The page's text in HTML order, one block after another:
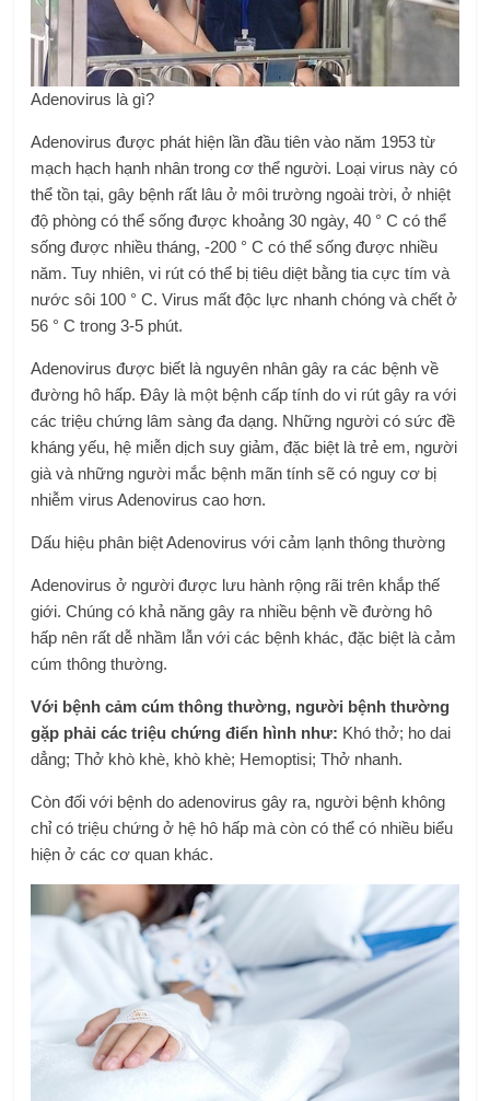
Adenovirus là gì?
Adenovirus được phát hiện lần đầu tiên vào năm 1953 từ
mạch hạch hạnh nhân trong cơ thể người. Loại virus này có
thể tồn tại, gây bệnh rất lâu ở môi trường ngoài trời, ở nhiệt
độ phòng có thể sống được khoảng 30 ngày, 40 ° C có thể
sống được nhiều tháng, -200 ° C có thể sống được nhiều
năm. Tuy nhiên, vi rút có thể bị tiêu diệt bằng tia cực tím và
nước sôi 100 ° C. Virus mất độc lực nhanh chóng và chết ở
56 ° C trong 3-5 phút.
Adenovirus được biết là nguyên nhân gây ra các bệnh về
đường hô hấp. Đây là một bệnh cấp tính do vi rút gây ra với
các triệu chứng lâm sàng đa dạng. Những người có sức đề
kháng yếu, hệ miễn dịch suy giảm, đặc biệt là trẻ em, người
già và những người mắc bệnh mãn tính sẽ có nguy cơ bị
nhiễm virus Adenovirus cao hơn.
Dấu hiệu phân biệt Adenovirus với cảm lạnh thông thường
Adenovirus ở người được lưu hành rộng rãi trên khắp thế
giới. Chúng có khả năng gây ra nhiều bệnh về đường hô
hấp nên rất dễ nhầm lẫn với các bệnh khác, đặc biệt là cảm
cúm thông thường.
Với bệnh cảm cúm thông thường, người bệnh thường
gặp phải các triệu chứng điển hình như: Khó thở; ho dai
dẳng; Thở khò khè, khò khè; Hemoptisi; Thở nhanh.
Còn đối với bệnh do adenovirus gây ra, người bệnh không
chỉ có triệu chứng ở hệ hô hấp mà còn có thể có nhiều biểu
hiện ở các cơ quan khác.